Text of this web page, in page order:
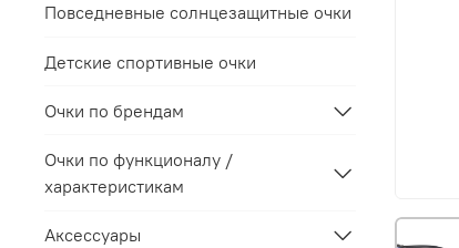
Повседневные солнцезащитные очки
Детские спортивные очки
Очки по брендам
Очки по функционалу /
характеристикам
Аксессуары